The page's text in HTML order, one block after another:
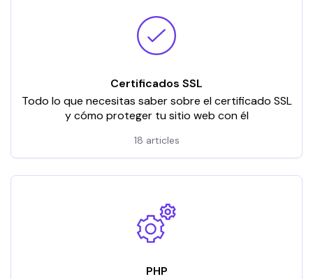
Certificados SSL
Todo lo que necesitas saber sobre el certificado SSL
y cómo proteger tu sitio web con él
18 articles
PHP